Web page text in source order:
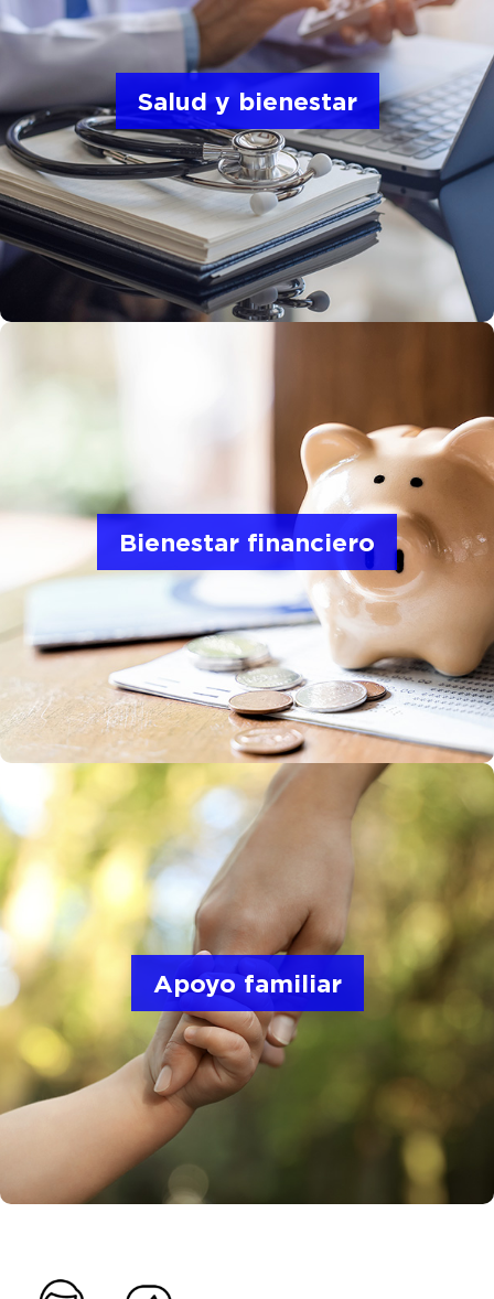
Salud y bienestar
La seguridad, la salud y el bienestar de los
miembros de nuestro equipo son nuestra máxima
prioridad.
A través de nuestro plan de seguro pagado por
la empresa, usted y su familia pueden obtener la
atención que necesitan, cuando la necesitan.
Bienestar financiero
Nos preocupamos por su bienestar financiero en
todas las etapas de la vida.
A través de los planes de jubilación
patrocinados por la empresa, Zinpro facilita el
ahorro para una jubilación segura.
Apoyo familiar
Valoramos la familia en todas sus formas y
proporcionamos tranquilidad a medida que sus
necesidades cambian con el tiempo.
No importa en qué parte del mundo se
encuentre, Zinpro trabaja para proporcionarle
una atención y un apoyo excepcionales.